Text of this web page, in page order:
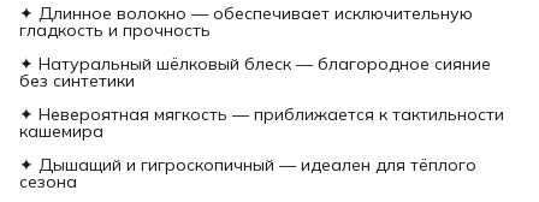
✦ Длинное волокно — обеспечивает исключительную
гладкость и прочность
✦ Натуральный шёлковый блеск — благородное сияние
без синтетики
✦ Невероятная мягкость — приближается к тактильности
кашемира
✦ Дышащий и гигроскопичный — идеален для тёплого
сезона